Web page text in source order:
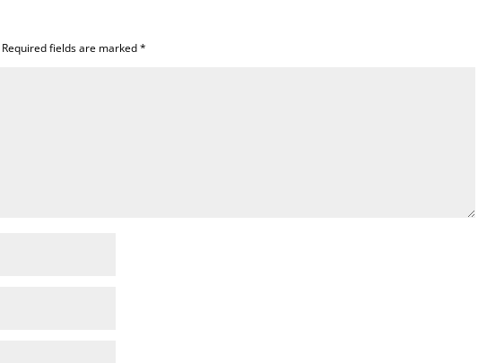
Required fields are marked*